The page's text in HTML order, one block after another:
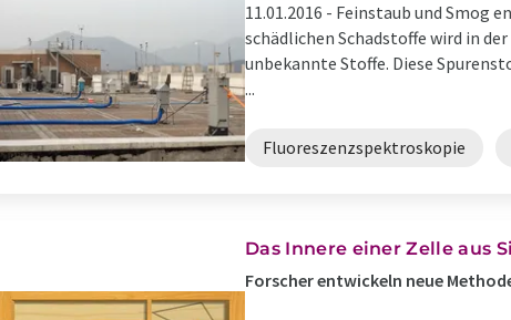
11.01.2016 - Feinstaub und Smog
schädlichen Schadstoffe wird in
unbekannte Stoffe. Diese
...
Fluoreszenzspektroskopie
Das Innere einer Zelle aus
Forscher entwickeln neue